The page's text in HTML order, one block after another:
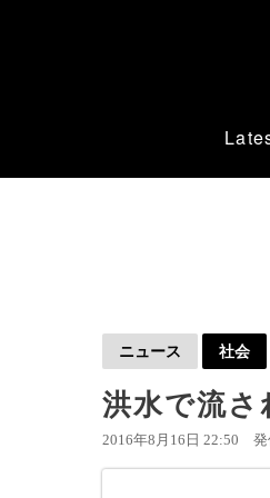
ニュース 社会
洪水で流さ
2016年8月16日 22:50